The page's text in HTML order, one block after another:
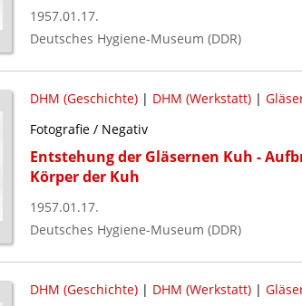
1957.01.17.
Deutsches Hygiene-Museum (DDR)
DHM (Geschichte)| DHM (Werkstatt)|
Fotografie / Negativ
Entstehung der Gläsernen Kuh -
Körper der Kuh
1957.01.17.
Deutsches Hygiene-Museum (DDR)
DHM (Geschichte)| DHM (Werkstatt)|